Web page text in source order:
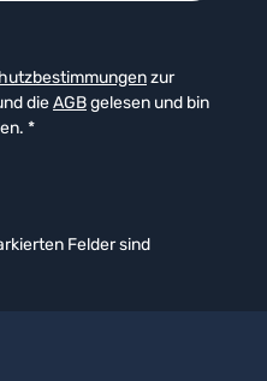
zur
dieAGBgelesen und bin
*
Felder sind